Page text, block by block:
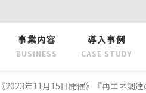
事業内容
BUSINESS
導入事例
CASE STUDY
年11月15日開催》『再エネ調達